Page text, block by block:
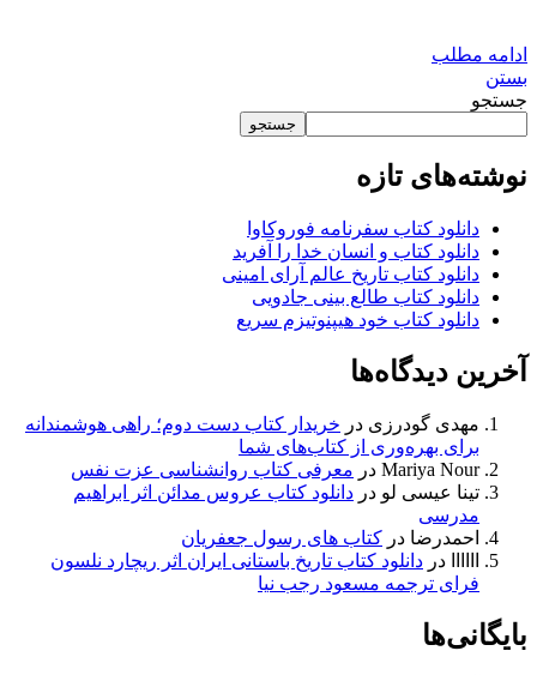
ادامه مطلب
بستن
جستجو
جستجو
نوشته‌های تازه
دانلود کتاب سفرنامه فوروکاوا
دانلود کتاب و انسان خدا را آفرید
دانلود کتاب تاریخ عالم آرای امینی
دانلود کتاب طالع بینی جادویی
دانلود کتاب خود هیپنوتیزم سریع
آخرین دیدگاه‌ها
مهدی گودرزی در خریدار کتاب دست دوم؛ راهی هوشمندانه
برای بهره‌وری از کتاب‌های شما
Mariya Nour در معرفی کتاب روانشناسی عزت نفس
تینا عیسی لو در دانلود کتاب عروس مدائن اثر ابراهیم
مدرسی
احمدرضا در کتاب های رسول جعفریان
در دانلود کتاب تاریخ باستانی ایران اثر ریچارد نلسون
فرای ترجمه مسعود رجب نیا
بایگانی‌ها